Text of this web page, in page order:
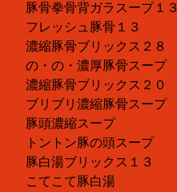
豚骨拳骨背ガラスープ１３
フレッシュ豚骨１３
濃縮豚骨ブリックス２８
の・の・濃厚豚骨スープ
濃縮豚骨ブリックス２０
ブリブリ濃縮豚骨スープ
豚頭濃縮スープ
トントン豚の頭スープ
豚白湯ブリックス１３
こてこて豚白湯